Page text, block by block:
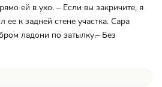
ей в ухо. – Если вы закричите, я
к задней стене участка. Сара
ладони по затылку.– Без